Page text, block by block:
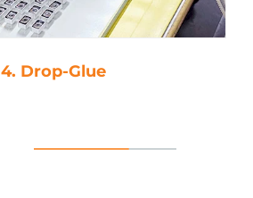
4. Drop-Glue